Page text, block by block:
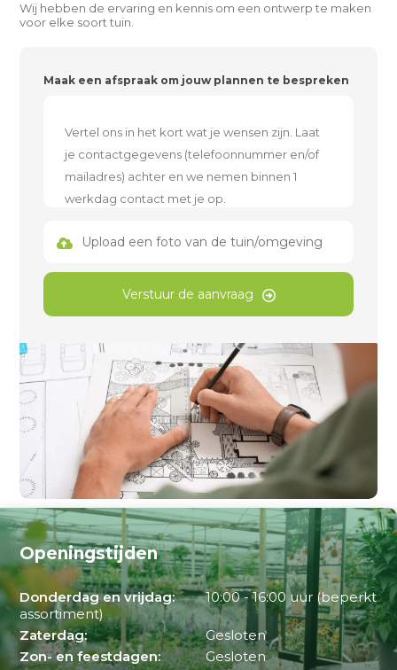
Wij hebben de ervaring en kennis om een ontwerp te maken
voor elke soort tuin.
Maak een afspraak om jouw plannen te bespreken
Upload een foto van de tuin/omgeving
Verstuur de aanvraag
Openingstijden
Donderdag en vrijdag:
10:00 - 16:00 uur (beperkt
assortiment)
Zaterdag:
Gesloten
Zon- en feestdagen:
Gesloten